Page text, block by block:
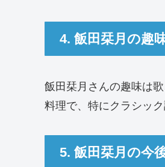
4. 飯田栞月の趣
飯田栞月さんの趣味は
料理で、特にクラシッ
5. 飯田栞月の今